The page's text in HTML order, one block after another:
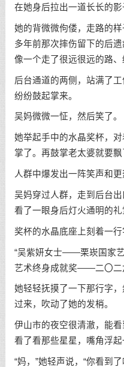
在她身后拉出一道长长的影
她的背微微佝偻，走路的
多年前那次摔伤留下的后
像一个走了很远很远的路、
后台通道的两侧，站满了
纷纷鼓起掌来。
吴妈微微一怔，然后笑了。
她举起手中的水晶奖杯，
掌了。再鼓掌老太婆就要飘
人群中爆发出一阵笑声和更
吴妈穿过人群，走到后台
看了一眼身后灯火通明的礼
奖杯的水晶底座上刻着一行
“吴紫妍女士——栗崁国家
艺术终身成就奖——二〇二
她轻轻抚摸了一下那行字
过来，吹动了她的发梢。
伊山市的夜空很清澈，能
看了看那些星星，嘴角浮起
“妈，”她轻声说，“你看到